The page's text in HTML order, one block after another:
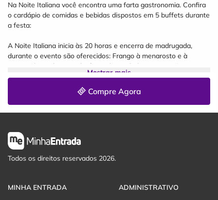
Na Noite Italiana você encontra uma farta gastronomia. Confira
o cardápio de comidas e bebidas dispostos em 5 buffets durante
a festa:
A Noite Italiana inicia às 20 horas e encerra de madrugada,
durante o evento são oferecidos: Frango à menarosto e à
passarinho, polenta mole, frita e brustolada, pepino, pão, queijos
parmesão, colonial e coalho, salame e copa. Bolos, cucas, doces,
biscoito colonial, grostoli, batata doce, merengue e frutas.
Vinhos, cooler, suco de uva, refrigerantes, água e café.
Mostrar mais
Compre Agora
Todos os direitos reservados 2026.
MINHA ENTRADA
ADMINISTRATIVO